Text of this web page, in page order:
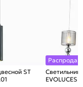
ST
Светильник